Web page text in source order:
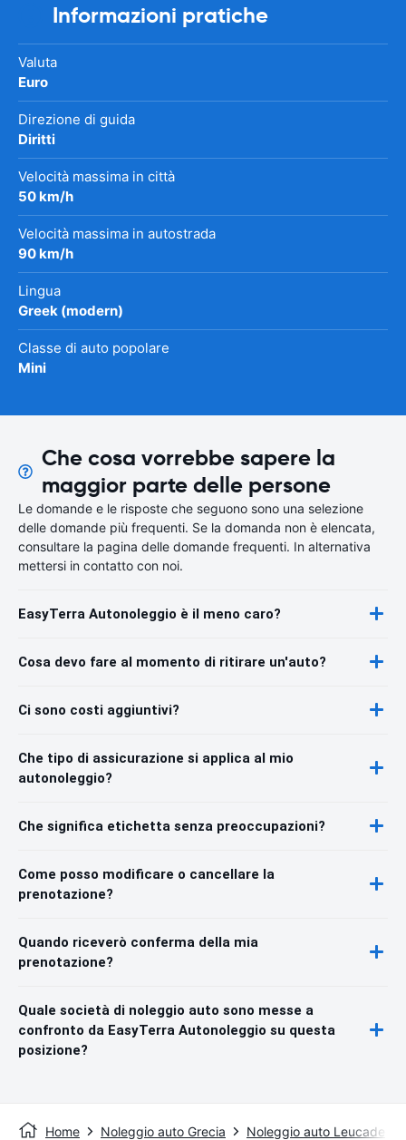
Informazioni pratiche
Valuta
Euro
Direzione di guida
Diritti
Velocità massima in città
50 km/h
Velocità massima in autostrada
90 km/h
Lingua
Greek (modern)
Classe di auto popolare
Mini
Che cosa vorrebbe sapere la
maggior parte delle persone
Le domande e le risposte che seguono sono una selezione
delle domande più frequenti. Se la domanda non è elencata,
consultare la pagina delle domande frequenti. In alternativa
mettersi in contatto con noi.
EasyTerra Autonoleggio è il meno caro?
Cosa devo fare al momento di ritirare un'auto?
Ci sono costi aggiuntivi?
Che tipo di assicurazione si applica al mio
autonoleggio?
Che significa etichetta senza preoccupazioni?
Come posso modificare o cancellare la
prenotazione?
Quando riceverò conferma della mia
prenotazione?
Quale società di noleggio auto sono messe a
confronto da EasyTerra Autonoleggio su questa
posizione?
Home Noleggio auto Grecia Noleggio auto Leucade